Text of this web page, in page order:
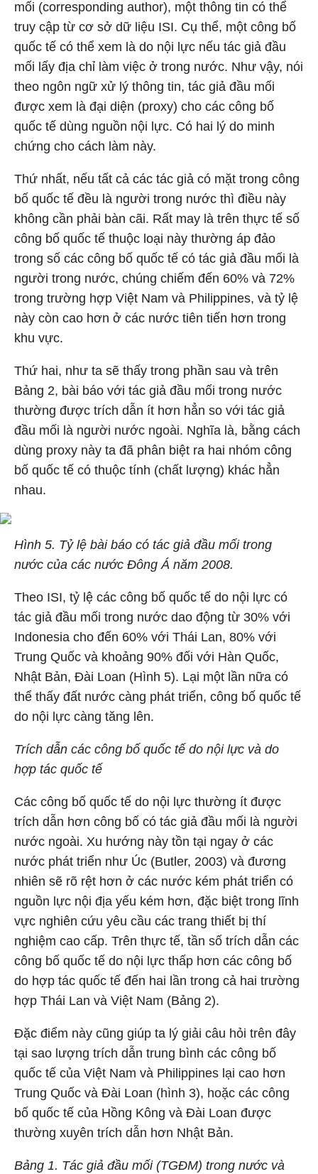
mối (corresponding author), một thông tin có thể
truy cập từ cơ sở dữ liệu ISI. Cụ thể, một công bố
quốc tế có thể xem là do nội lực nếu tác giả đầu
mối lấy địa chỉ làm việc ở trong nước. Như vậy, nói
theo ngôn ngữ xử lý thông tin, tác giả đầu mối
được xem là đại diện (proxy) cho các công bố
quốc tế dùng nguồn nội lực. Có hai lý do minh
chứng cho cách làm này.
Thứ nhất, nếu tất cả các tác giả có mặt trong công
bố quốc tế đều là người trong nước thì điều này
không cần phải bàn cãi. Rất may là trên thực tế số
công bố quốc tế thuộc loại này thường áp đảo
trong số các công bố quốc tế có tác giả đầu mối là
người trong nước, chúng chiếm đến 60% và 72%
trong trường hợp Việt Nam và Philippines, và tỷ lệ
này còn cao hơn ở các nước tiên tiến hơn trong
khu vực.
Thứ hai, như ta sẽ thấy trong phần sau và trên
Bảng 2, bài báo với tác giả đầu mối trong nước
thường được trích dẫn ít hơn hẳn so với tác giả
đầu mối là người nước ngoài. Nghĩa là, bằng cách
dùng proxy này ta đã phân biệt ra hai nhóm công
bố quốc tế có thuộc tính (chất lượng) khác hẳn
nhau.
Hình 5. Tỷ lệ bài báo có tác giả đầu mối trong
nước của các nước Đông Á năm 2008.
Theo ISI, tỷ lệ các công bố quốc tế do nội lực có
tác giả đầu mối trong nước dao động từ 30% với
Indonesia cho đến 60% với Thái Lan, 80% với
Trung Quốc và khoảng 90% đối với Hàn Quốc,
Nhật Bản, Đài Loan (Hình 5). Lại một lần nữa có
thể thấy đất nước càng phát triển, công bố quốc tế
do nội lực càng tăng lên.
Trích dẫn các công bố quốc tế do nội lực và do
hợp tác quốc tế
Các công bố quốc tế do nội lực thường ít được
trích dẫn hơn công bố có tác giả đầu mối là người
nước ngoài. Xu hướng này tồn tại ngay ở các
nước phát triển như Úc (Butler, 2003) và đương
nhiên sẽ rõ rệt hơn ở các nước kém phát triển có
nguồn lực nội địa yếu kém hơn, đặc biệt trong lĩnh
vực nghiên cứu yêu cầu các trang thiết bị thí
nghiệm cao cấp. Trên thực tế, tần số trích dẫn các
công bố quốc tế do nội lực thấp hơn các công bố
do hợp tác quốc tế đến hai lần trong cả hai trường
hợp Thái Lan và Việt Nam (Bảng 2).
Đặc điểm này cũng giúp ta lý giải câu hỏi trên đây
tại sao lượng trích dẫn trung bình các công bố
quốc tế của Việt Nam và Philippines lại cao hơn
Trung Quốc và Đài Loan (hình 3), hoặc các công
bố quốc tế của Hồng Kông và Đài Loan được
thường xuyên trích dẫn hơn Nhật Bản.
Bảng 1. Tác giả đầu mối (TGĐM) trong nước và